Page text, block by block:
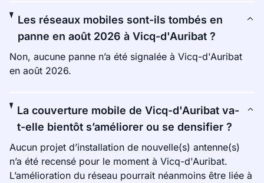
Les réseaux mobiles sont-ils tombés en
panne en août 2026 à Vicq-d'Auribat ?
Non, aucune panne n’a été signalée à Vicq-d'Auribat
en août 2026.
La couverture mobile de Vicq-d'Auribat va-
t-elle bientôt s’améliorer ou se densifier ?
Aucun projet d’installation de nouvelle(s) antenne(s)
n’a été recensé pour le moment à Vicq-d'Auribat.
L’amélioration du réseau pourrait néanmoins être liée à